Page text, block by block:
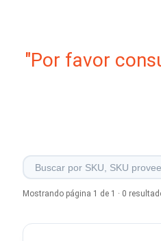
"Por favor
Mostrando página 1 de 1 · 0